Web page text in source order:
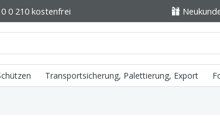
0 210 kostenfrei
Transportsicherung, Palettierung, Export